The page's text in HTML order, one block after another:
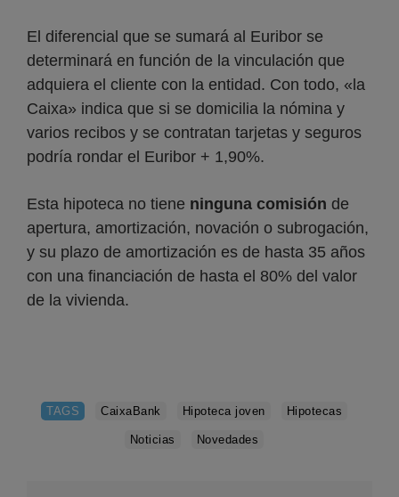
El diferencial que se sumará al Euribor se
determinará en función de la vinculación que
adquiera el cliente con la entidad. Con todo, «la
Caixa» indica que si se domicilia la nómina y
varios recibos y se contratan tarjetas y seguros
podría rondar el Euribor + 1,90%.
Esta hipoteca no tiene ninguna comisión de
apertura, amortización, novación o subrogación,
y su plazo de amortización es de hasta 35 años
con una financiación de hasta el 80% del valor
de la vivienda.
TAGS CaixaBank Hipoteca joven Hipotecas
Noticias Novedades